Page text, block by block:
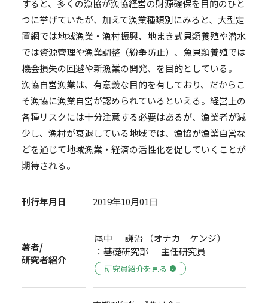
すると、多くの漁協が漁協経営の財源確保を目的のひと
つに挙げていたが、加えて漁業種類別にみると、大型定
置網では地域漁業・漁村振興、地まき式貝類養殖や潜水
では資源管理や漁業調整（紛争防止）、魚貝類養殖では
機会損失の回避や新漁業の開発、を目的としている。
漁協自営漁業は、有意義な目的を有しており、だからこ
そ漁協に漁業自営が認められているといえる。経営上の
各種リスクには十分注意する必要はあるが、漁業者が減
少し、漁村が衰退している地域では、漁協が漁業自営な
どを通じて地域漁業・経済の活性化を促していくことが
期待される。
刊行年月日 2019年10月01日
著者/
研究者紹介
尾中 謙治 （オナカ ケンジ）
：基礎研究部 主任研究員
研究員紹介を見る